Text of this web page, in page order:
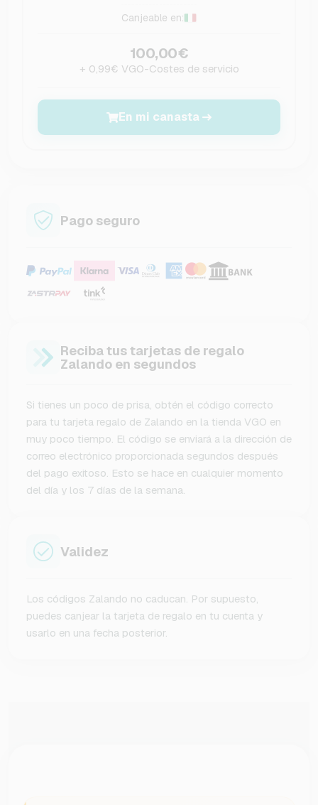
Canjeable en:
100,00€
+ 0,99€ VGO-Costes de servicio
En mi canasta
Pago seguro
Reciba tus tarjetas de regalo
Zalando en segundos
Si tienes un poco de prisa, obtén el código correcto
para tu tarjeta regalo de Zalando en la tienda VGO en
muy poco tiempo. El código se enviará a la dirección de
correo electrónico proporcionada segundos después
del pago exitoso. Esto se hace en cualquier momento
del día y los 7 días de la semana.
Validez
Los códigos Zalando no caducan. Por supuesto,
puedes canjear la tarjeta de regalo en tu cuenta y
usarlo en una fecha posterior.